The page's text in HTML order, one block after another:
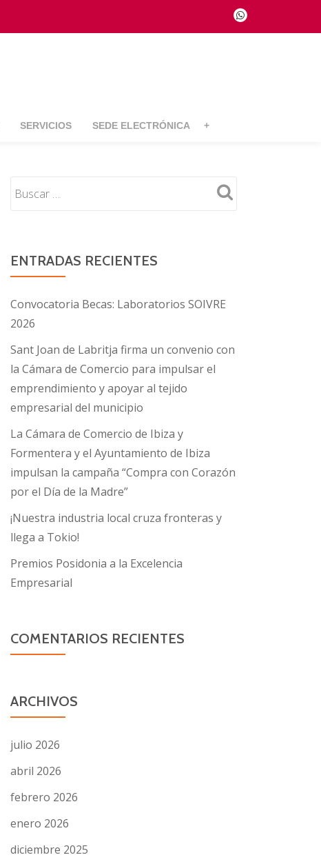
fa-
whatsapp
SERVICIOS SEDE ELECTRÓNICA +
ENTRADAS RECIENTES
Convocatoria Becas: Laboratorios SOIVRE
2026
Sant Joan de Labritja firma un convenio con
la Cámara de Comercio para impulsar el
emprendimiento y apoyar al tejido
empresarial del municipio
La Cámara de Comercio de Ibiza y
Formentera y el Ayuntamiento de Ibiza
impulsan la campaña “Compra con Corazón
por el Día de la Madre”
¡Nuestra industria local cruza fronteras y
llega a Tokio!
Premios Posidonia a la Excelencia
Empresarial
COMENTARIOS RECIENTES
ARCHIVOS
julio 2026
abril 2026
febrero 2026
enero 2026
diciembre 2025